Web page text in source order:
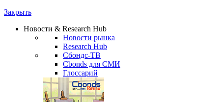
Закрыть
Новости & Research Hub
Новости рынка
Research Hub
Сбондс-ТВ
Cbonds для СМИ
Глоссарий